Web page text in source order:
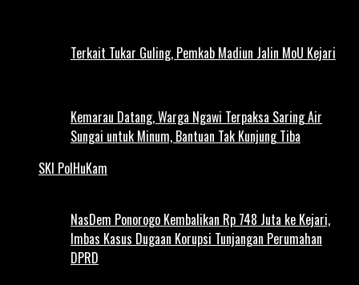
Terkait Tukar Guling, Pemkab Madiun Jalin MoU Kejari
Kemarau Datang, Warga Ngawi Terpaksa Saring Air
Sungai untuk Minum, Bantuan Tak Kunjung Tiba
SKI PolHuKam
NasDem Ponorogo Kembalikan Rp 748 Juta ke Kejari,
Imbas Kasus Dugaan Korupsi Tunjangan Perumahan
DPRD